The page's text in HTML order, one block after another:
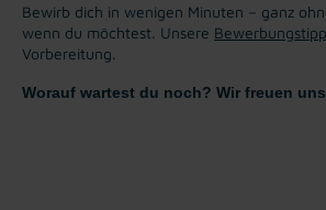
Bewirb dich in wenigen Minuten – ganz
wenn du möchtest. Unsere
Vorbereitung.
Worauf wartest du noch? Wir freuen